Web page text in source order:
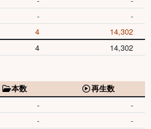
- -
4 14,302
4 14,302
本数
再生数
- -
- -